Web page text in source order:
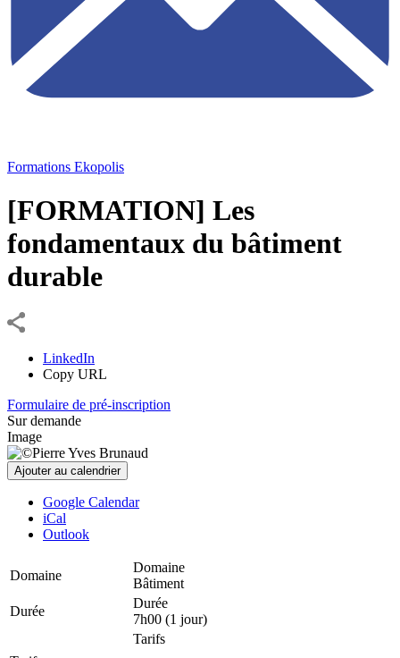
Formations Ekopolis
[FORMATION] Les
fondamentaux du bâtiment
durable
LinkedIn
Copy URL
Formulaire de pré-inscription
Sur demande
Image
Ajouter au calendrier
Google Calendar
iCal
Outlook
Domaine
Domaine
Bâtiment
Durée
Durée
7h00 (1 jour)
Tarifs